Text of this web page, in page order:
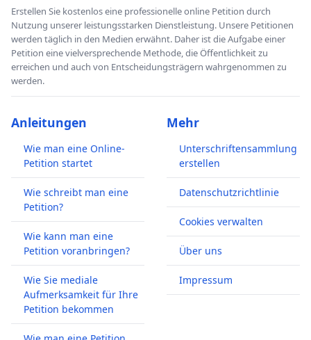
Erstellen Sie kostenlos eine professionelle online Petition durch
Nutzung unserer leistungsstarken Dienstleistung. Unsere Petitionen
werden täglich in den Medien erwähnt. Daher ist die Aufgabe einer
Petition eine vielversprechende Methode, die Öffentlichkeit zu
erreichen und auch von Entscheidungsträgern wahrgenommen zu
werden.
Anleitungen
Wie man eine Online-
Petition startet
Wie schreibt man eine
Petition?
Wie kann man eine
Petition voranbringen?
Wie Sie mediale
Aufmerksamkeit für Ihre
Petition bekommen
Mehr
Unterschriftensammlung
erstellen
Datenschutzrichtlinie
Cookies verwalten
Über uns
Impressum